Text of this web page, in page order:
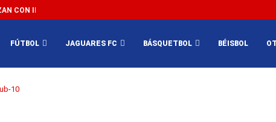
CON IMPEDIR EL MÉXICO VS SUDÁFRICA...
FÚTBOL JAGUARES FC BÁSQUETBOL BÉISBOL
10